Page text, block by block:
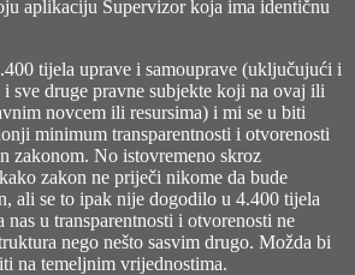
aplikaciju Supervizor koja ima identičnu
tijela uprave i samouprave (uključujući i
sve druge pravne subjekte koji na ovaj ili
novcem ili resursima) i mi se u biti
minimum transparentnosti i otvorenosti
zakonom. No istovremeno skroz
zakon ne priječi nikome da bude
ali se to ipak nije dogodilo u 4.400 tijela
u transparentnosti i otvorenosti ne
nego nešto sasvim drugo. Možda bi
na temeljnim vrijednostima.